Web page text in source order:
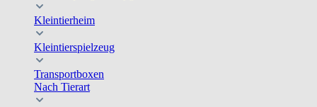
Kleintierheim
Kleintierspielzeug
Transportboxen
Nach Tierart